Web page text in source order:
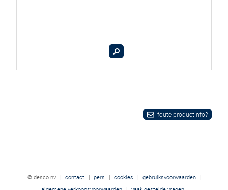
foute productinfo?
© desco nv | contact | pers | cookies | gebruiksvoorwaarden
|